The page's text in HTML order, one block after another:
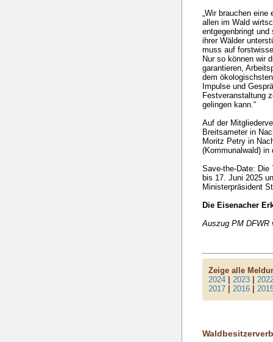
„Wir brauchen
allen im Wald
entgegenbringt
ihrer Wälder
muss auf
Nur so können wir
garantieren,
dem
Impulse und
Festveranstaltung
gelingen kann.“
Auf der
Breitsameter in
Moritz Petry in
(Kommunalwald)
Save-the-Date: Die
bis 17. Juni 2025
Ministerpräsident
Die Eisenacher
Auszug PM DFWR
Zeige alle
2024 |2023 |
2017 |2016 |